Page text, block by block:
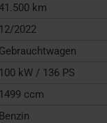
km
12/2022
Gebrauchtwagen
100 kW / 136 PS
1499 ccm
Benzin